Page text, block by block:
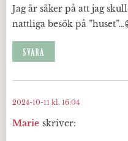
Jag är säker på att jag
nattliga besök på
SVARA
Marie skriver:
2024-10-11 kl. 16:04